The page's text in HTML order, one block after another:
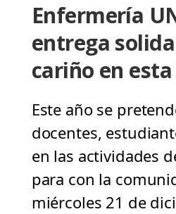
Enfermería
entrega
cariño en
Este año se
docentes,
en las actividades
para con la
miércoles 21 de